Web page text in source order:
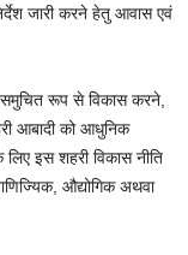
जारी करने हेतु आवास एवं
समुचित रूप से विकास करने,
आबादी को आधुनिक
इस शहरी विकास नीति
औद्योगिक अथवा